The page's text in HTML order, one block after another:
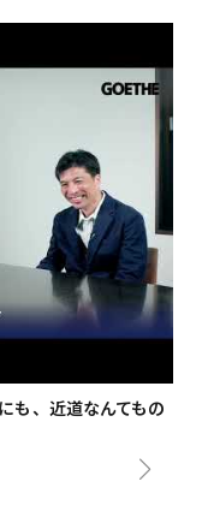
も、近道なんてもの